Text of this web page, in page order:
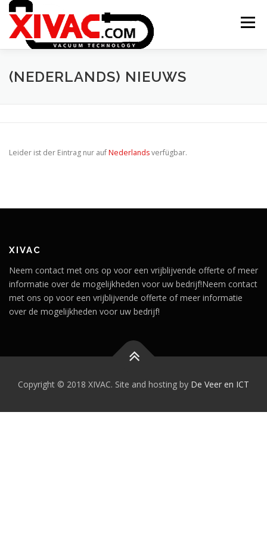
Zum
Inhalt
springen
Menü
ONTSTAAN XIVAC CONCEPTEN
(NEDERLANDS) NIEUWS
Leider ist der Eintrag nur aufNederlandsverfügbar.
XIVAC
Neem contact met ons op voor een vrijblijvende offerte of meer
informatie over de mogelijkheden voor uw bedrijf!Neem contact
met ons op voor een vrijblijvende offerte of meer informatie
over de mogelijkheden voor uw bedrijf!
Copyright © 2018 XIVAC. Site and hosting by De Veer en ICT